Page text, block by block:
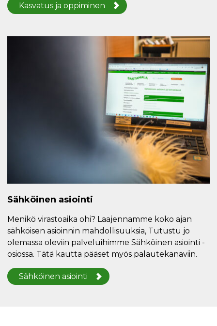
Kasvatus ja oppiminen
Sähköinen asiointi
Menikö virastoaika ohi? Laajennamme koko ajan
sähköisen asioinnin mahdollisuuksia, Tutustu jo
olemassa oleviin palveluihimme Sähköinen asiointi -
osiossa. Tätä kautta pääset myös palautekanaviin.
Sähköinen asiointi